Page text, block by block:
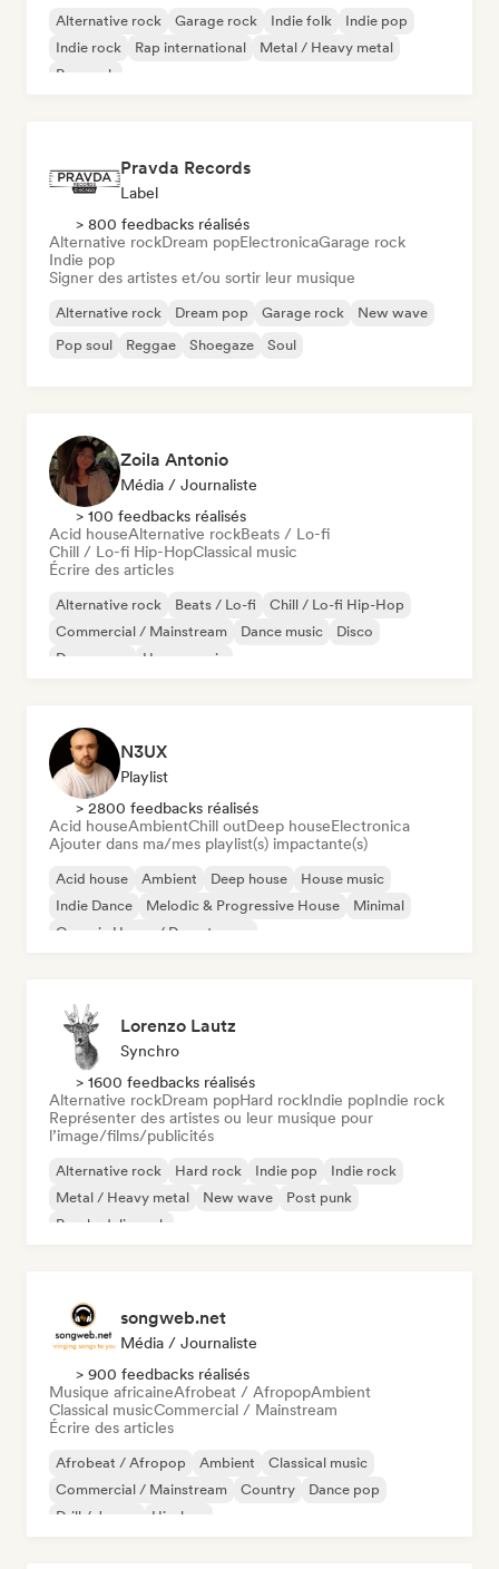
Alternative rock Garage rock Indie folk
Indie pop
Indie rock
Rap international
Metal / Heavy metal
Pop rock
Pravda Records
Label
> 800 feedbacks réalisés
Alternative rockDream popElectronicaGarage rock
Indie pop
Signer des artistes et/ou sortir leur musique
Alternative rock Dream pop Garage rock
New wave
Pop soul
Reggae Shoegaze Soul
Zoila Antonio
Média / Journaliste
> 100 feedbacks réalisés
Acid houseAlternative rockBeats / Lo-fi
Chill / Lo-fi Hip-HopClassical music
Écrire des articles
Alternative rock Beats / Lo-fi
Chill / Lo-fi Hip-Hop
Commercial / Mainstream
Dance music
Disco
Dream pop
House music
N3UX
Playlist
> 2800 feedbacks réalisés
Acid houseAmbientChill outDeep houseElectronica
Ajouter dans ma/mes playlist(s) impactante(s)
Acid house Ambient Deep house
House music
Indie Dance
Melodic & Progressive House
Minimal
Organic House / Downtempo
Lorenzo Lautz
Synchro
> 1600 feedbacks réalisés
Alternative rockDream popHard rockIndie popIndie rock
Représenter des artistes ou leur musique pour
l’image/films/publicités
Alternative rock Hard rock Indie pop
Indie rock
Metal / Heavy metal
New wave
Post punk
Psychedelic rock
songweb.net
Média / Journaliste
> 900 feedbacks réalisés
Musique africaineAfrobeat / AfropopAmbient
Classical musicCommercial / Mainstream
Écrire des articles
Afrobeat / Afropop Ambient
Classical music
Commercial / Mainstream
Country
Dance pop
Drill / Jersey
Hip-hop